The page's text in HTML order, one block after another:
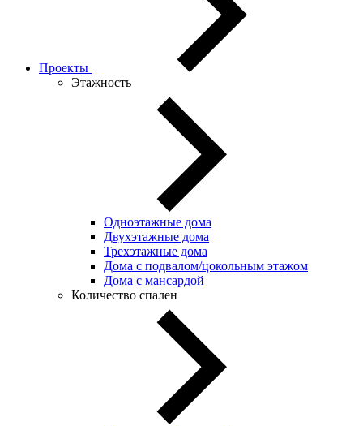
Проекты
Этажность
Одноэтажные дома
Двухэтажные дома
Трехэтажные дома
Дома с подвалом/цокольным этажом
Дома с мансардой
Количество спален